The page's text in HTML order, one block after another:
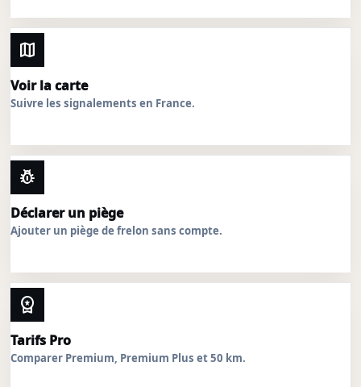
map
Voir la carte
Suivre les signalements en France.
pest_control
Déclarer un piège
Ajouter un piège de frelon sans compte.
workspace_premium
Tarifs Pro
Comparer Premium, Premium Plus et 50 km.